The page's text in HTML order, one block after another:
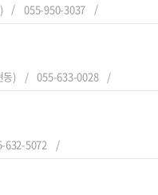
055-950-3037
동)
055-633-0028
632-5072